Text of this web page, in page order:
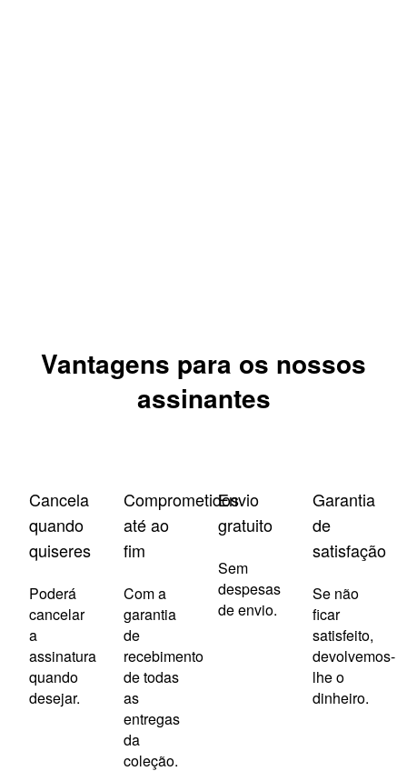
Vantagens para os nossos
assinantes
Cancela
quando
quiseres
Poderá
cancelar
a
assinatura
quando
desejar.
Comprometidos
até ao
fim
Com a
garantia
de
recebimento
de todas
as
entregas
da
coleção.
Envio
gratuito
Sem
despesas
de envio.
Garantia
de
satisfação
Se não
ficar
satisfeito,
devolvemos-
lhe o
dinheiro.